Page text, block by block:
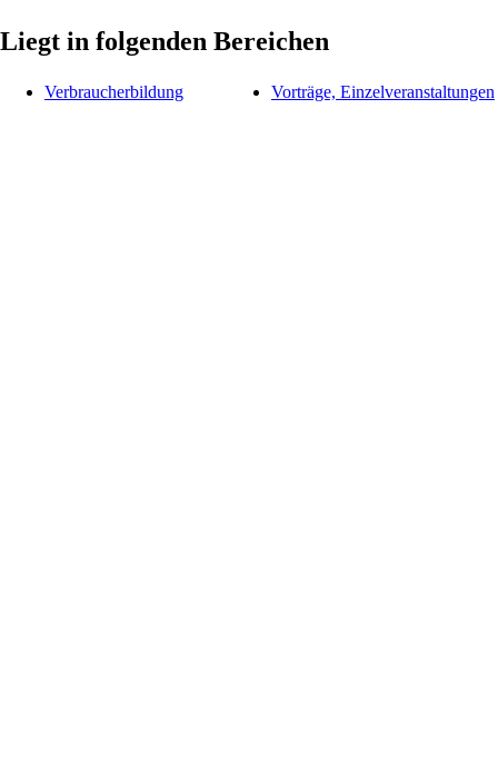
Liegt in folgenden Bereichen
Verbraucherbildung Vorträge, Einzelveranstaltungen